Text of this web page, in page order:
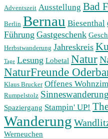
Adventszeit Ausstellung Bad
Berlin Bernau Biesenthal
Führung Gastgeschenk
Herbstwanderung Jahreskreis
Tage Lesung Lobetal Natur
NaturFreunde
Klaus Brucker Offenes
Rumpelstolz Sinneswanderung
Spaziergang Stampin' UP!
Wanderung
Werneuchen